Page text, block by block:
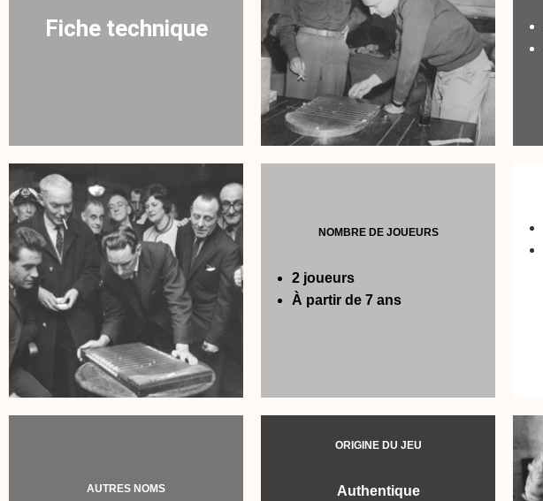
Fiche technique
NOMBRE DE JOUEURS
2 joueurs
À partir de 7 ans
AUTRES NOMS
ORIGINE DU JEU
Authentique